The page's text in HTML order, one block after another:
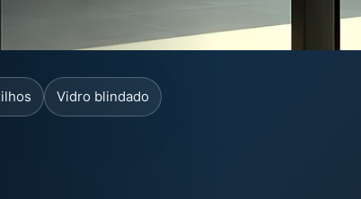
Vidro blindado